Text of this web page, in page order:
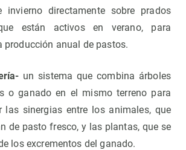
invierno directamente sobre prados
están activos en verano, para
producción anual de pastos.
un sistema que combina árboles
o ganado en el mismo terreno para
las sinergias entre los animales, que
de pasto fresco, y las plantas, que se
los excrementos del ganado.